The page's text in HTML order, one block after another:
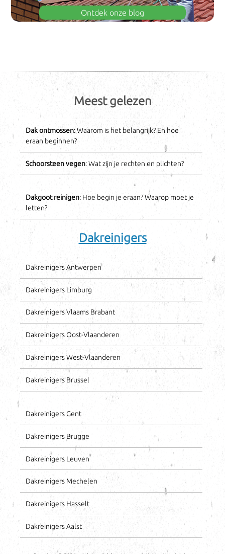
Ontdek onze blog
Meest gelezen
Dak ontmossen: Waarom is het belangrijk? En hoe
eraan beginnen?
Schoorsteen vegen: Wat zijn je rechten en plichten?
Dakgoot reinigen: Hoe begin je eraan? Waarop moet je
letten?
Dakreinigers
Dakreinigers Antwerpen
Dakreinigers Limburg
Dakreinigers Vlaams Brabant
Dakreinigers Oost-Vlaanderen
Dakreinigers West-Vlaanderen
Dakreinigers Brussel
Dakreinigers Gent
Dakreinigers Brugge
Dakreinigers Leuven
Dakreinigers Mechelen
Dakreinigers Hasselt
Dakreinigers Aalst